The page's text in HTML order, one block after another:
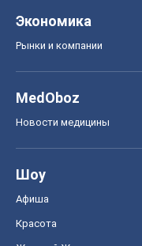
Экономика
Рынки и компании
MedOboz
Новости медицины
Шоу
Афиша
Красота